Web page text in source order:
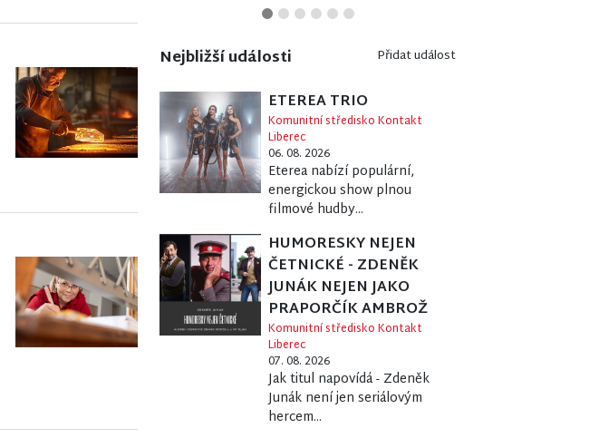
Nejbližší události Přidat událost
ETEREA TRIO
Komunitní středisko Kontakt
Liberec
06. 08. 2026
Eterea nabízí populární,
energickou show plnou
filmové hudby...
HUMORESKY NEJEN
ČETNICKÉ - ZDENĚK
JUNÁK NEJEN JAKO
PRAPORČÍK AMBROŽ
Komunitní středisko Kontakt
Liberec
07. 08. 2026
Jak titul napovídá - Zdeněk
Junák není jen seriálovým
hercem...